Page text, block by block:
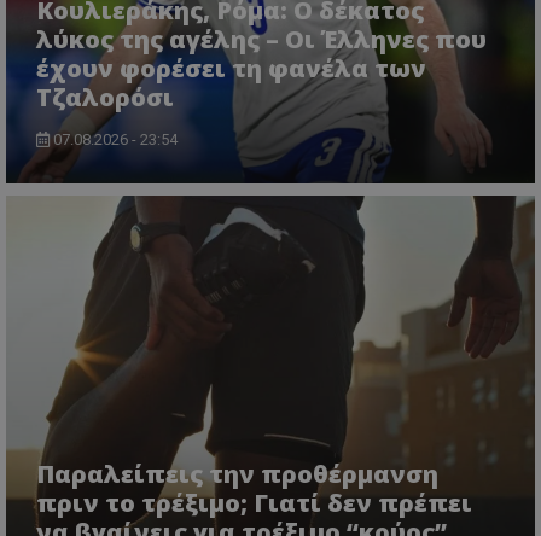
Κουλιεράκης, Ρόμα: Ο δέκατος
λύκος της αγέλης – Οι Έλληνες που
έχουν φορέσει τη φανέλα των
Τζαλορόσι
07.08.2026 - 23:54
Παραλείπεις την προθέρμανση
πριν το τρέξιμο; Γιατί δεν πρέπει